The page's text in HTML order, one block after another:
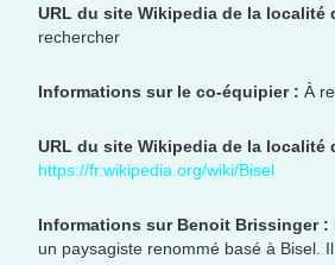
URL du site Wikipedia de la localité
rechercher
Informations sur le co-équipier :À
URL du site Wikipedia de la localité
https://fr.wikipedia.org/wiki/Bisel
Informations sur Benoit Brissinger :
un paysagiste renommé basé à Bisel.